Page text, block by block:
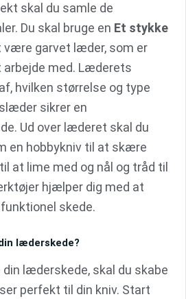
skal du samle de
Du skal bruge en Et stykke
være garvet læder, som er
arbejde med. Læderets
hvilken størrelse og type
sikrer en
Ud over læderet skal du
en hobbykniv til at skære
at lime med og nål og tråd til
hjælper dig med at
skede.
læderskede?
din læderskede, skal du skabe
perfekt til din kniv. Start